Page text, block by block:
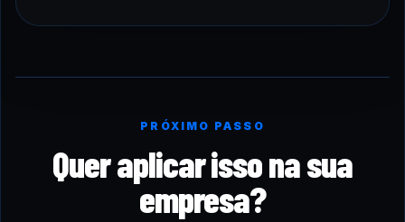
PRÓXIMO PASSO
Quer aplicar isso na sua
empresa?